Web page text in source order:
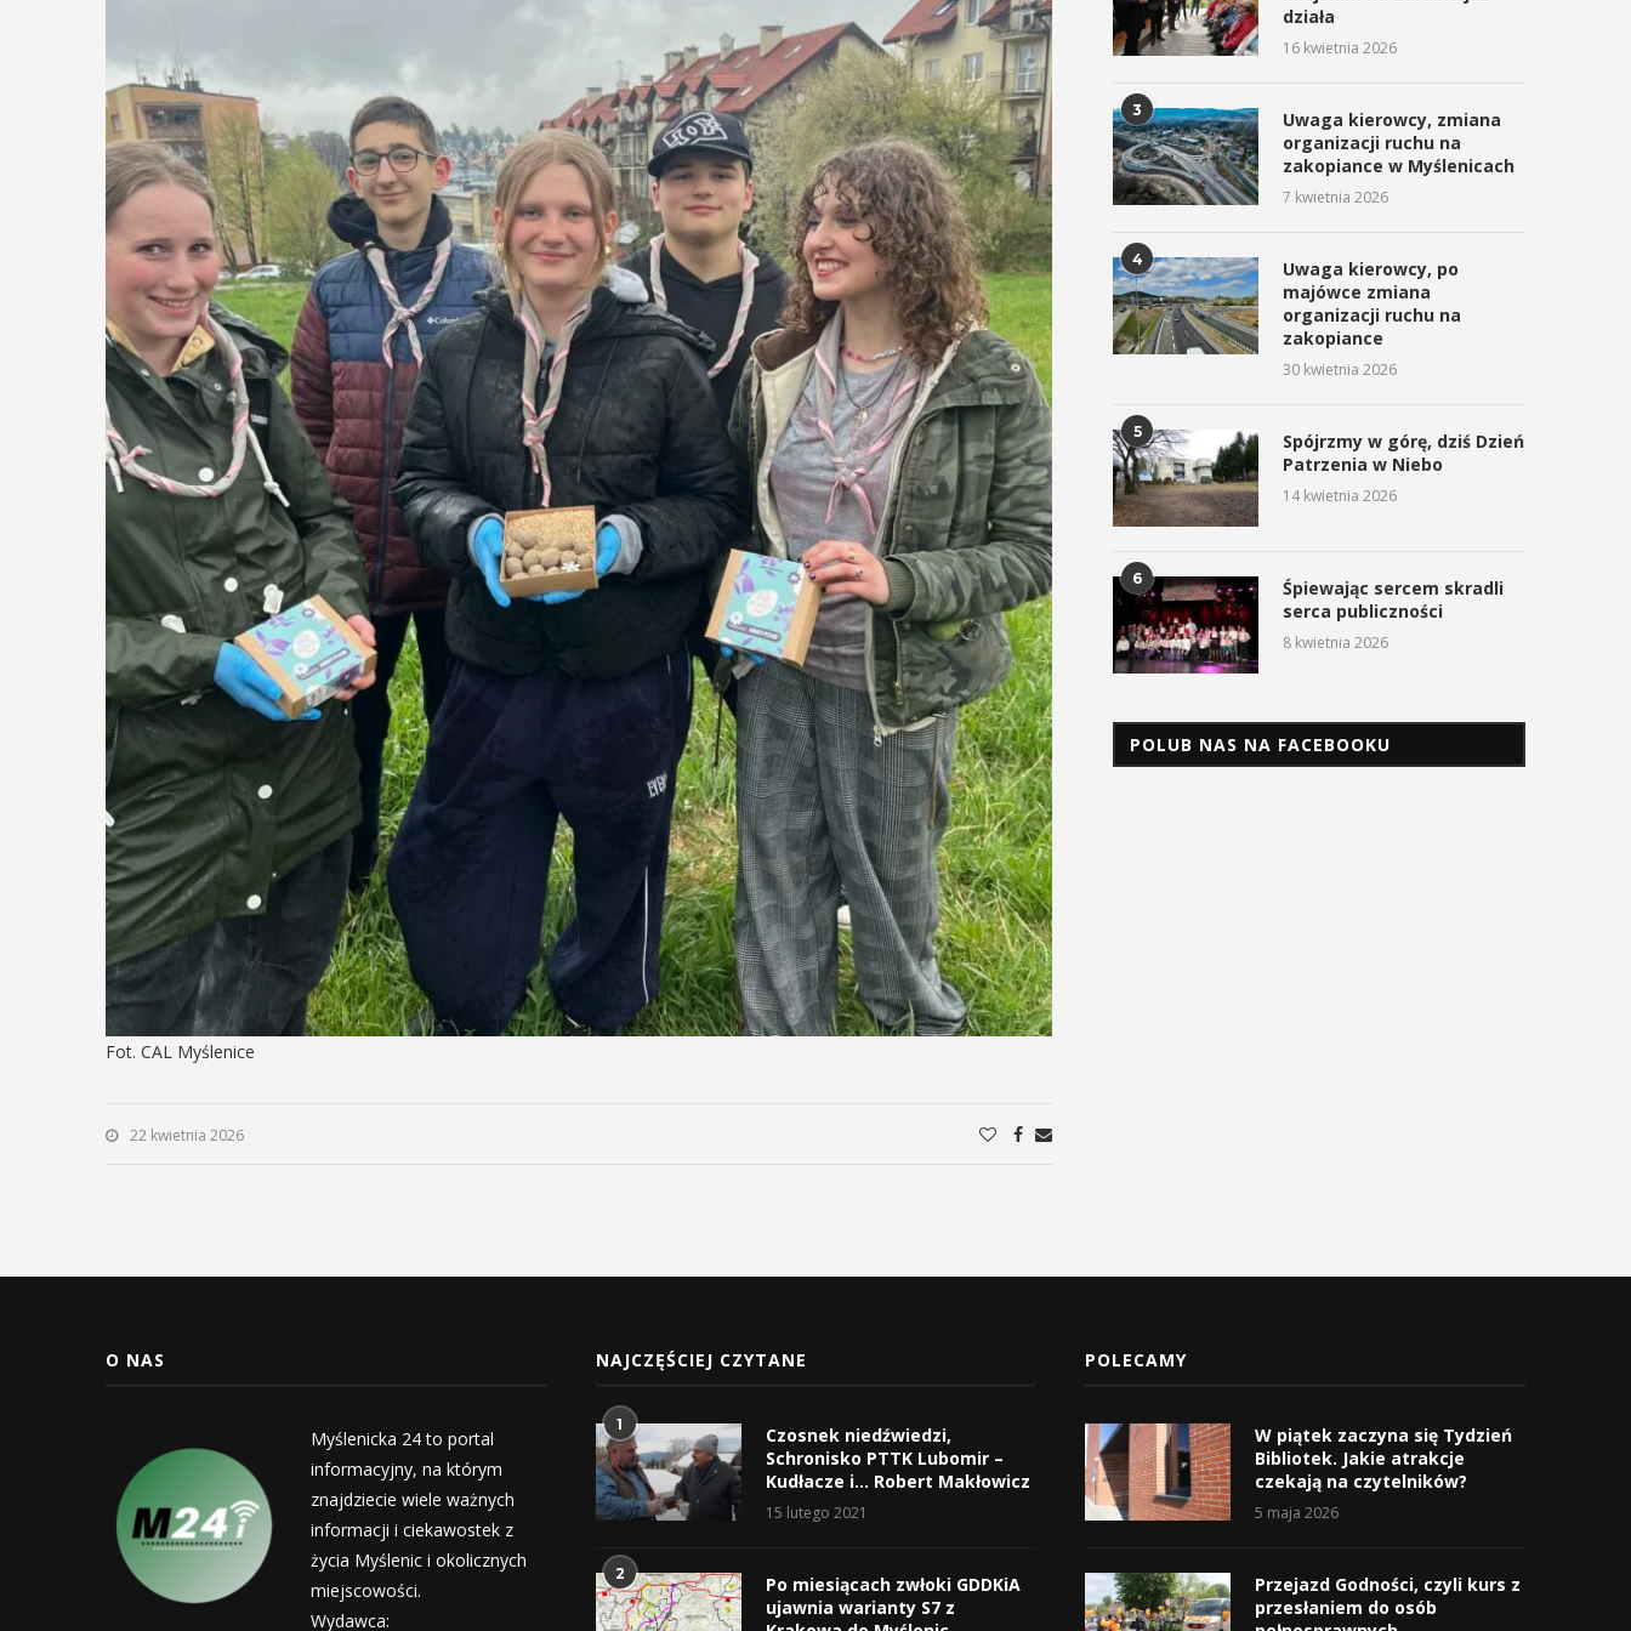
Fot. CAL Myślenice
22 kwietnia 2026
działa
16 kwietnia 2026
3
Uwaga kierowcy, zmiana
organizacji ruchu na
zakopiance w Myślenicach
7 kwietnia 2026
4
Uwaga kierowcy, po
majówce zmiana
organizacji ruchu na
zakopiance
30 kwietnia 2026
5
Spójrzmy w górę, dziś Dzień
Patrzenia w Niebo
14 kwietnia 2026
6
Śpiewając sercem skradli
serca publiczności
8 kwietnia 2026
POLUB NAS NA FACEBOOKU
O NAS
Myślenicka 24 to portal
informacyjny, na którym
znajdziecie wiele ważnych
informacji i ciekawostek z
życia Myślenic i okolicznych
miejscowości.
Wydawca:
NAJCZĘŚCIEJ CZYTANE
1
Czosnek niedźwiedzi,
Schronisko PTTK Lubomir –
Kudłacze i… Robert Makłowicz
15 lutego 2021
2
Po miesiącach zwłoki GDDKiA
ujawnia warianty S7 z
POLECAMY
W piątek zaczyna się Tydzień
Bibliotek. Jakie atrakcje
czekają na czytelników?
5 maja 2026
Przejazd Godności, czyli kurs z
przesłaniem do osób